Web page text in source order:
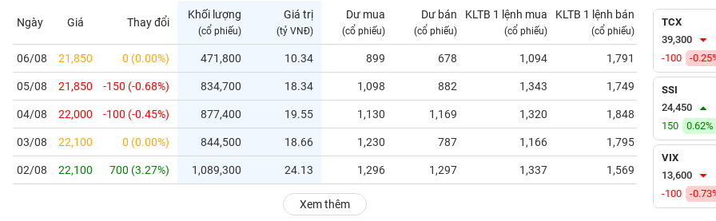
Ngày Giá Thay đổi
Khối lượng
(cổ phiếu)
Giá trị
(tỷ VNĐ)
Dư mua
(cổ phiếu)
Dư bán
(cổ phiếu)
KLTB 1 lệnh mua
(cổ phiếu)
KLTB 1 lệnh bán
(cổ phiếu)
06/08 21,850 0 (0.00%) 471,800 10.34 899 678 1,094 1,791 0.00
05/08 21,850 -150 (-0.68%) 834,700 18.34 1,098 882 1,343 1,749
04/08 22,000 -100 (-0.45%) 877,400 19.55 1,130 1,169 1,320 1,848 0.46
03/08 22,100 0 (0.00%) 844,500 18.66 1,230 787 1,166 1,795 2.38
02/08 22,100 700 (3.27%) 1,089,300 24.13 1,296 1,297 1,337 1,569 0.21
Xem thêm
TCX
39,300
-100
-
SSI
24,450
150
0.62%
VIX
13,600
-100
-
CÁ
NHÂN
PHÂN
TÍCH
VIETSTOCKFINANCE